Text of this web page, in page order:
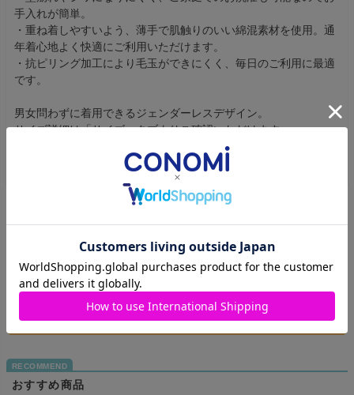
手入れが簡単。
・重ね着しやすいよう、薄手で肌触りのいい綿混素材を使用。通
年着心地よく快適にご利用いただけます。
・抗ピリング加工により毛玉ができにくく、毎日のご利用に最適
です。
男女問わずに着用できるジェンダーレスデザイン。
サイズ詳細は「サイズ」タブよりご確認いただけます。
商品のレビュー
レビューを書く
商品についてのお問い合わせ
おすすめ商品